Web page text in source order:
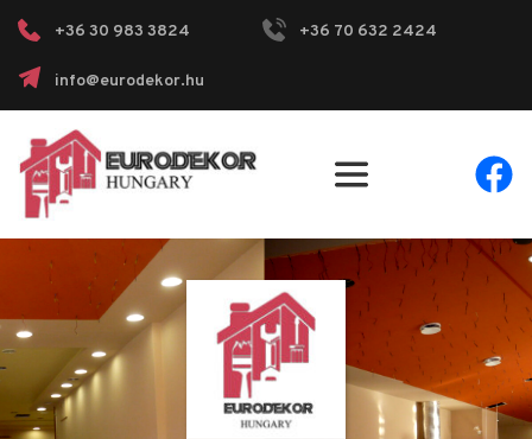
+36 30 983 3824 +36 70 632 2424
info@eurodekor.hu